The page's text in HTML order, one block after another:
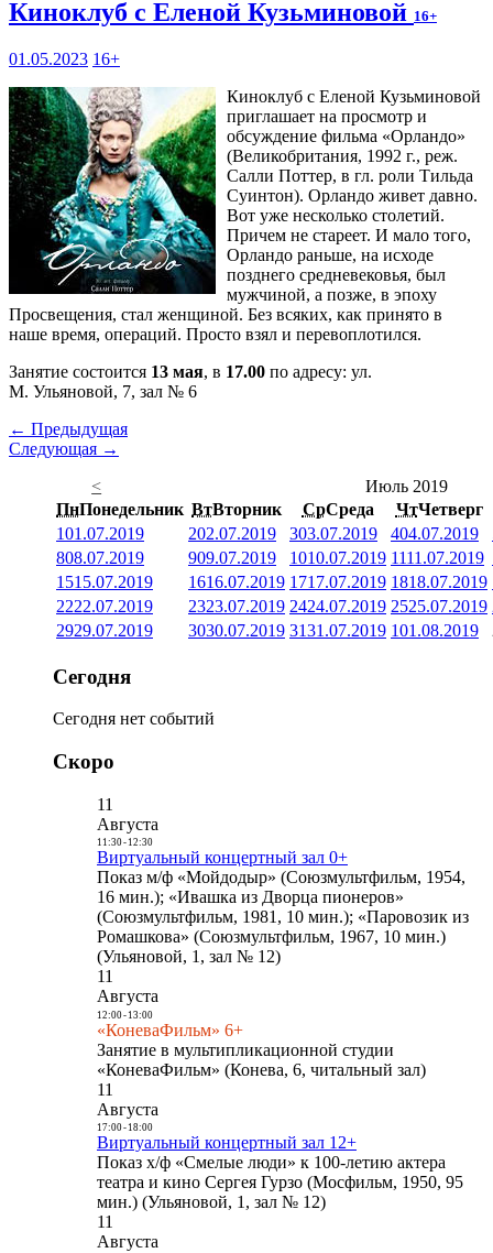
Киноклуб с Еленой Кузьминовой 16+
01.05.2023 16+
Киноклуб с Еленой Кузьминовой
приглашает на просмотр и
обсуждение фильма «Орландо»
(Великобритания, 1992 г., реж.
Салли Поттер, в гл. роли Тильда
Суинтон). Орландо живет давно.
Вот уже несколько столетий.
Причем не стареет. И мало того,
Орландо раньше, на исходе
позднего средневековья, был
мужчиной, а позже, в эпоху
Просвещения, стал женщиной. Без всяких, как принято в
наше время, операций. Просто взял и перевоплотился.
Занятие состоится 13 мая, в 17.00 по адресу: ул.
М. Ульяновой, 7, зал № 6
← Предыдущая
Следующая →
<
Июль 2019
ПнПонедельник ВтВторник СрСреда ЧтЧетверг
101.07.2019 202.07.2019 303.07.2019 404.07.2019
808.07.2019 909.07.2019 1010.07.2019 1111.07.2019
1515.07.2019 1616.07.2019 1717.07.2019 1818.07.2019
2222.07.2019 2323.07.2019 2424.07.2019 2525.07.2019
2929.07.2019 3030.07.2019 3131.07.2019 101.08.2019
Сегодня
Сегодня нет событий
Скоро
11
Августа
11:30- 12:30
Виртуальный концертный зал 0+
Показ м/ф «Мойдодыр» (Союзмультфильм, 1954,
16 мин.); «Ивашка из Дворца пионеров»
(Союзмультфильм, 1981, 10 мин.); «Паровозик из
Ромашкова» (Союзмультфильм, 1967, 10 мин.)
(Ульяновой, 1, зал № 12)
11
Августа
12:00- 13:00
«КоневаФильм» 6+
Занятие в мультипликационной студии
«КоневаФильм» (Конева, 6, читальный зал)
11
Августа
17:00- 18:00
Виртуальный концертный зал 12+
Показ х/ф «Смелые люди» к 100-летию актера
театра и кино Сергея Гурзо (Мосфильм, 1950, 95
мин.) (Ульяновой, 1, зал № 12)
11
Августа